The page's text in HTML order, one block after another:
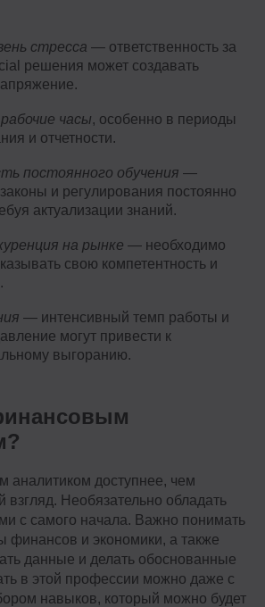
стресса — ответственность за
решения может создавать
часы, особенно в периоды
и отчетности.
постоянного обучения —
и регулирования постоянно
актуализации знаний.
на рынке — необходимо
свою компетентность и
— интенсивный темп работы и
могут привести к
выгоранию.
аналитиком доступнее, чем
взгляд. Необязательно обладать
с самого начала. Важно понимать
финансов и экономики, а также
данные и делать обоснованные
в этой профессии можно даже с
навыков, который можно будет